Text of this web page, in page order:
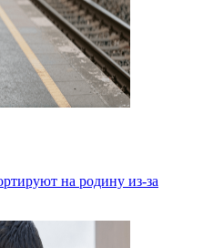
на родину из-за